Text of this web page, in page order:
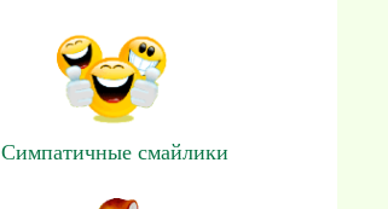
Симпатичные смайлики